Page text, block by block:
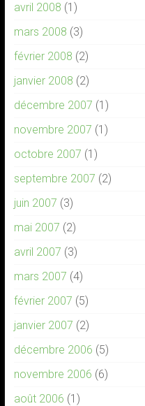
avril 2008 (1)
mars 2008 (3)
février 2008 (2)
janvier 2008 (2)
décembre 2007 (1)
novembre 2007 (1)
octobre 2007 (1)
septembre 2007 (2)
juin 2007 (3)
mai 2007 (2)
avril 2007 (3)
mars 2007 (4)
février 2007 (5)
janvier 2007 (2)
décembre 2006 (5)
novembre 2006 (6)
août 2006 (1)